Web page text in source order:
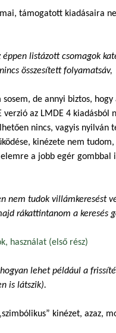
támogatott kiadásaira
listázott csomagok
összesített folyamatsáv,
de annyi biztos,
az LMDE 4 kiadásból
nincs, vagyis nyilván
kinézete nem
a jobb egér
nem tudok villámkeresést
rákattintanom a keresés
használat (első rész)
lehet például a
is látszik).
kinézet, azaz,